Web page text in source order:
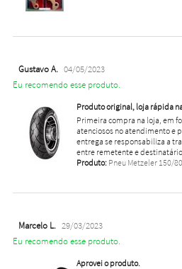
Gustavo A. 04/05/2023
Eu recomendo esse produto.
Produto original, loja rápida
Primeira compra na loja, em
atenciosos no atendimento e
entrega se responsabiliza a
entre remetente e
Produto:Pneu Metzeler 150/
Marcelo L. 29/03/2023
Eu recomendo esse produto.
Aprovei o produto.